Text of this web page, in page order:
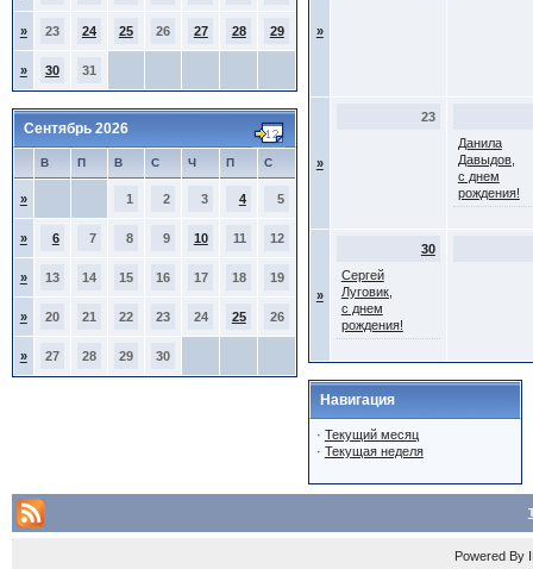
» 23 24 25 26 27 28 29
» 30 31
Сентябрь 2026
В П В С Ч П С
» 1 2 3 4 5
» 6 7 8 9 10 11 12
» 13 14 15 16 17 18 19
» 20 21 22 23 24 25 26
» 27 28 29 30
»
»
23
Данила
Давыдов,
с днем
рождения!
»
30
Сергей
Луговик,
с днем
рождения!
Навигация
· Текущий месяц
· Текущая неделя
Powered By